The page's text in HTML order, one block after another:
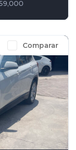
Comparar